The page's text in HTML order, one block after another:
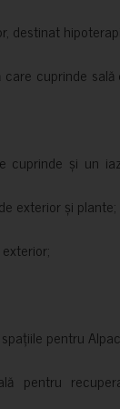
destinat
cuprinde
cuprinde și un
exterior și plante;
pentru
pentru